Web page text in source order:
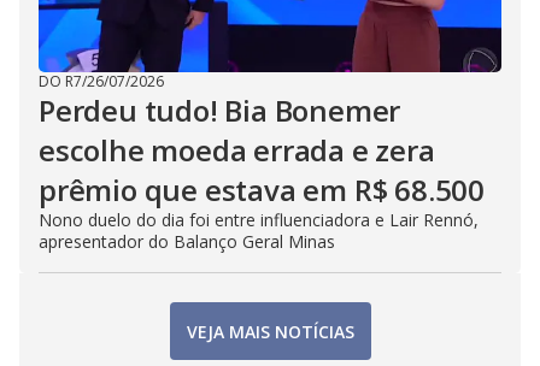
DO R7/26/07/2026
Perdeu tudo! Bia Bonemer
escolhe moeda errada e zera
prêmio que estava em R$ 68.500
Nono duelo do dia foi entre influenciadora e Lair Rennó,
apresentador do Balanço Geral Minas
VEJA MAIS NOTÍCIAS